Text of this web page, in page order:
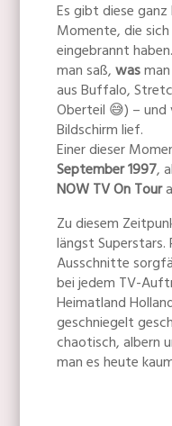
Es gibt diese
Momente, die
eingebrannt
man saß,was
aus Buffalo,
Oberteil 😅) – und
Bildschirm lief.
Einer dieser
September 1997,
NOW TV On Tour
Zu diesem
längst
Ausschnitte
bei jedem TV-
Heimatland
geschniegelt
chaotisch, albern
man es heute